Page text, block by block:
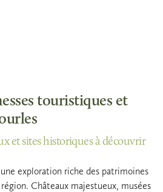
touristiques et
et sites historiques à découvrir
exploration riche des patrimoines
Châteaux majestueux, musées